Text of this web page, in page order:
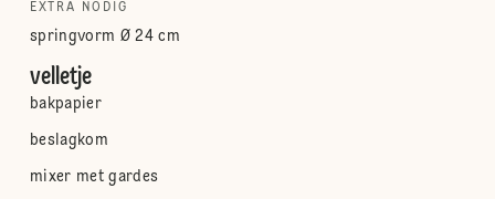
EXTRA NODIG
springvorm Ø 24 cm
velletje
bakpapier
beslagkom
mixer met gardes